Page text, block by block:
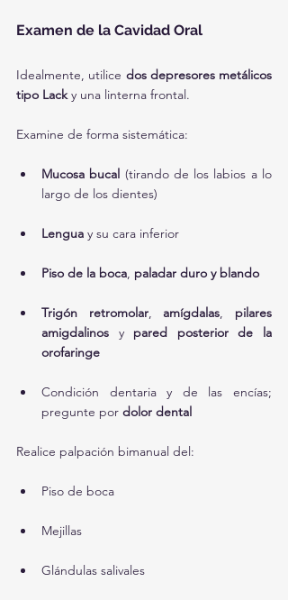
Examen de la Cavidad Oral
Idealmente, utilice dos depresores metálicos
tipo Lack y una linterna frontal.
Examine de forma sistemática:
Mucosa bucal (tirando de los labios a lo
largo de los dientes)
Lengua y su cara inferior
Piso de la boca, paladar duro y blando
Trigón retromolar, amígdalas, pilares
amigdalinos y pared posterior de la
orofaringe
Condición dentaria y de las encías;
pregunte por dolor dental
Realice palpación bimanual del:
Piso de boca
Mejillas
Glándulas salivales